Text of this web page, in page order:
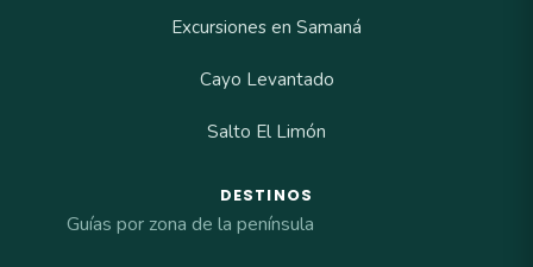
Excursiones en Samaná
Cayo Levantado
Salto El Limón
DESTINOS
Guías por zona de la península